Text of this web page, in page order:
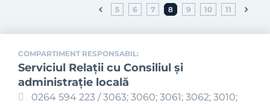
5 6 7 8 9 10 11
COMPARTIMENT RESPONSABIL:
Serviciul Relaţii cu Consiliul şi
administraţie locală
0264 594 223 / 3063; 3060; 3061; 3062; 3010;